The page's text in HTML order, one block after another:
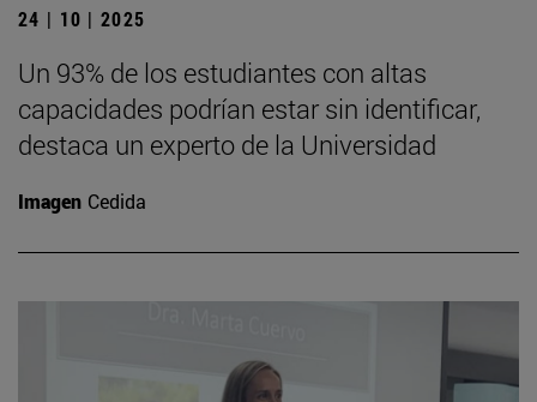
24 | 10 | 2025
Un 93% de los estudiantes con altas
capacidades podrían estar sin identificar,
destaca un experto de la Universidad
Imagen Cedida